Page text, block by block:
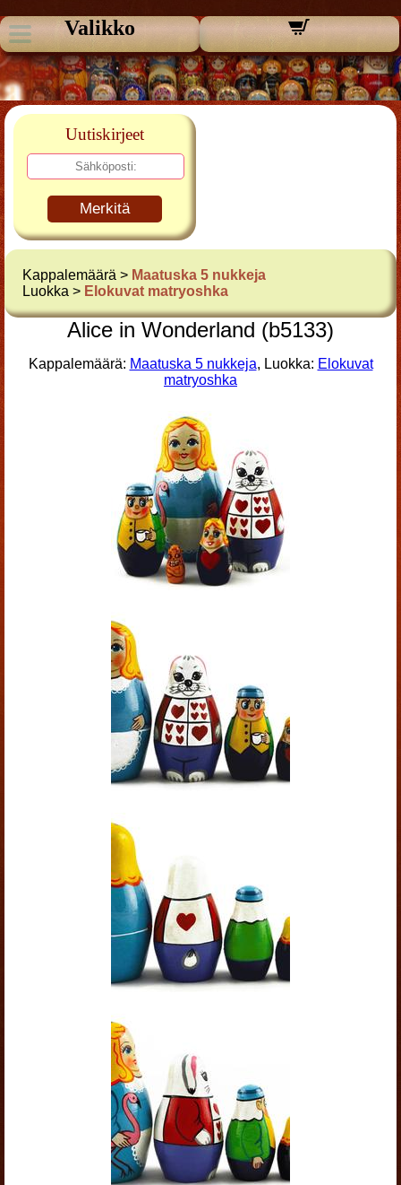
Valikko
Uutiskirjeet
Merkitä
Kappalemäärä > Maatuska 5 nukkeja
Luokka > Elokuvat matryoshka
Alice in Wonderland (b5133)
Kappalemäärä: Maatuska 5 nukkeja, Luokka: Elokuvat
matryoshka